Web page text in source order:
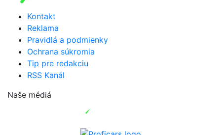
Kontakt
Reklama
Pravidlá a podmienky
Ochrana súkromia
Tip pre redakciu
RSS Kanál
Naše médiá